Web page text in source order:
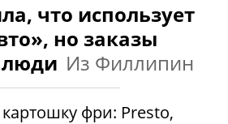
что использует
но заказы
Из Филлипин
фри: Presto,